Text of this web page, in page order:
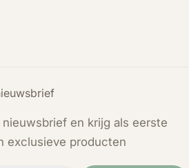
en krijg als eerste
exclusieve producten